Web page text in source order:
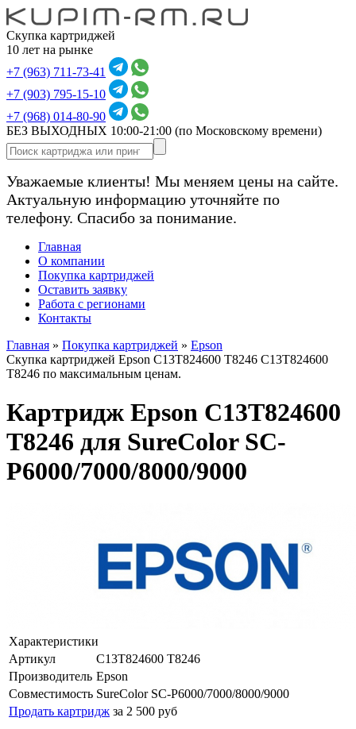
Скупка картриджей
10 лет на рынке
+7 (963) 711-73-41
+7 (903) 795-15-10
+7 (968) 014-80-90
БЕЗ ВЫХОДНЫХ 10:00-21:00 (по Московскому времени)
Уважаемые клиенты! Мы меняем цены на сайте.
Актуальную информацию уточняйте по
телефону. Спасибо за понимание.
Главная
О компании
Покупка картриджей
Оставить заявку
Работа с регионами
Контакты
Главная » Покупка картриджей » Epson
Скупка картриджей Epson C13T824600 T8246 C13T824600
T8246 по максимальным ценам.
Картридж Epson C13T824600
T8246 для SureColor SC-
P6000/7000/8000/9000
Характеристики
Артикул
C13T824600 T8246
Производитель Epson
Совместимость SureColor SC-P6000/7000/8000/9000
Продать картридж за 2 500 руб